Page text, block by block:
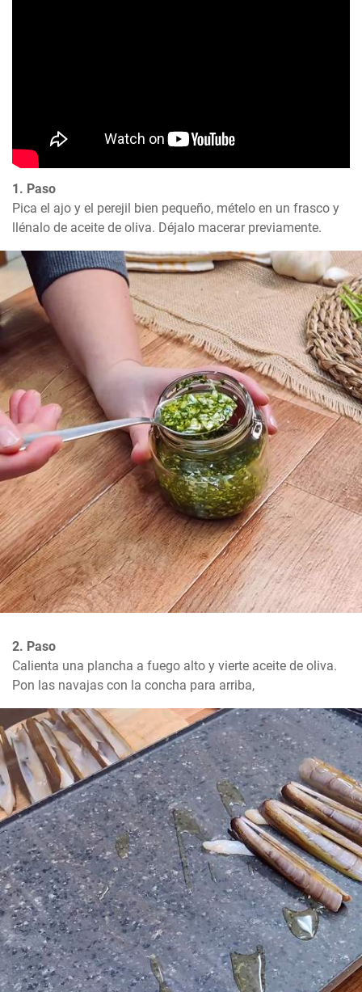
1. Paso
Pica el ajo y el perejil bien pequeño, mételo en un frasco y
llénalo de aceite de oliva. Déjalo macerar previamente.
2. Paso
Calienta una plancha a fuego alto y vierte aceite de oliva.
Pon las navajas con la concha para arriba,